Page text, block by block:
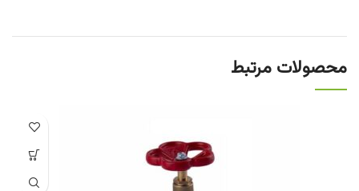
محصولات مرتبط